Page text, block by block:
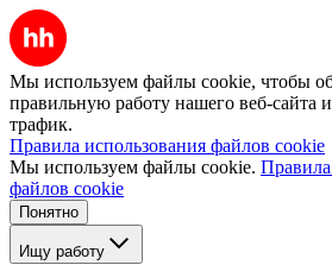
Мы используем файлы cookie, чтобы
правильную работу нашего веб-сайта
трафик.
Правила использования файлов cookie
Мы используем файлы cookie.
файлов cookie
Понятно
Ищу работу